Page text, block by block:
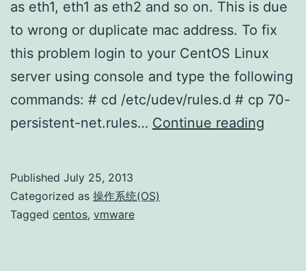
as eth1, eth1 as eth2 and so on. This is due
to wrong or duplicate mac address. To fix
this problem login to your CentOS Linux
server using console and type the following
commands: # cd /etc/udev/rules.d # cp 70-
persistent-net.rules… Continue reading
Published July 25, 2013
Categorized as 操作系统(OS)
Tagged centos, vmware